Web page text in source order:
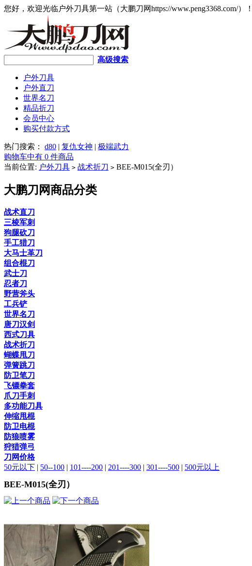
您好，欢迎光临户外刀具第一站（大鹏刀网https://www.peng3368.com/）！
高级搜索
户外刀具
户外直刀
世界名刀
精品折刀
会员中心
购买付款方式
热门搜索： d80 | 复仇女神 | 极端武力
购物车中有 0 件商品
当前位置: 户外刀具 > 战术折刀 > BEE-M015(全刃）
大鹏刀网商品分类
战术直刀
三棱军刺
狗腿砍刀
手工猎刀
大马士革刀
组合棍刀
武士刀
忍者刀
野营斧头
工兵铲
世界名刀
唐刀汉剑
西式刀具
战术折刀
蝴蝶甩刀
弹簧跳刀
防卫笔刀
飞镖拳套
爪刀手刺
多功能刀具
伸缩甩棍
防卫电棍
防狼喷雾
狩猎弹弓
刀网价格
50元以下 | 50--100 | 101----200 | 201----300 | 301----500 | 500元以上
BEE-M015(全刃）